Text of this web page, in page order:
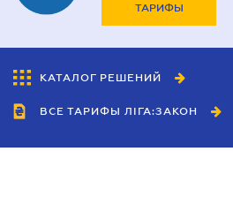
ТАРИФЫ
КАТАЛОГ РЕШЕНИЙ
ВСЕ ТАРИФЫ ЛІГА:ЗАКОН